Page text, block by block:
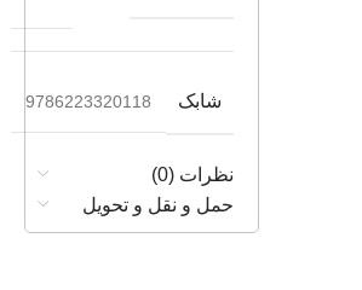
شابک 9786223320118
نظرات (0)
حمل و نقل و تحویل